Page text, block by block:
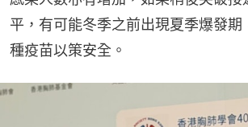
平，有可能冬季之前出現夏季爆發期
種疫苗以策安全。